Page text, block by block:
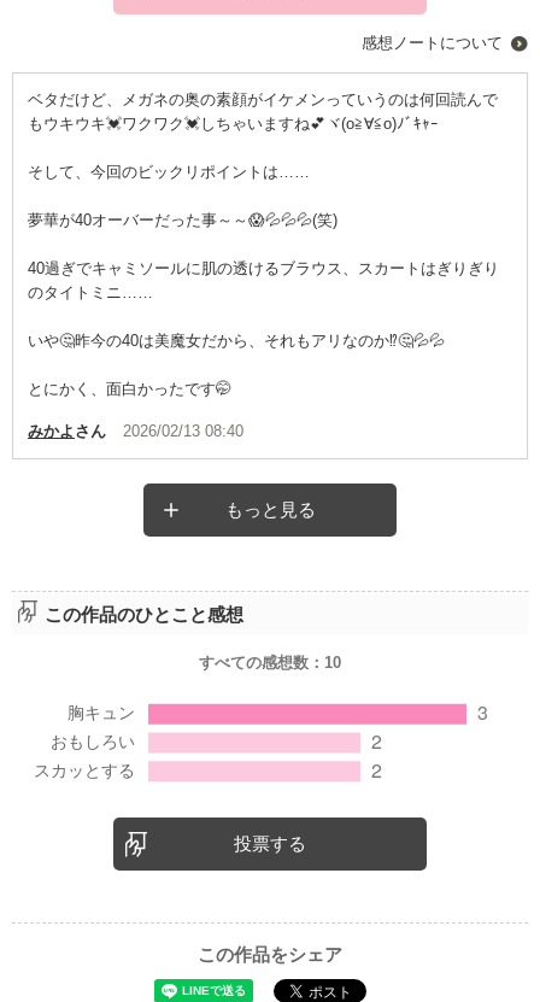
感想ノートについて
ベタだけど、メガネの奥の素顔がイケメンっていうのは何回読んで
もウキウキ💓ワクワク💓しちゃいますね💕ヾ(o≧∀≦o)ﾉﾞｷｬｰ
そして、今回のビックリポイントは……
夢華が40オーバーだった事～～😱💦💦💦(笑)
40過ぎでキャミソールに肌の透けるブラウス、スカートはぎりぎり
のタイトミニ……
いや🤔昨今の40は美魔女だから、それもアリなのか⁉️🤔💦💦
とにかく、面白かったです🤭
みかよ さん 2026/02/13 08:40
もっと見る
この作品のひとこと感想
すべての感想数： 10
投票する
この作品をシェア